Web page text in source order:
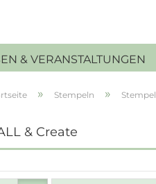
& VERANSTALTUNGEN
» Stempeln » Stempel
& Create